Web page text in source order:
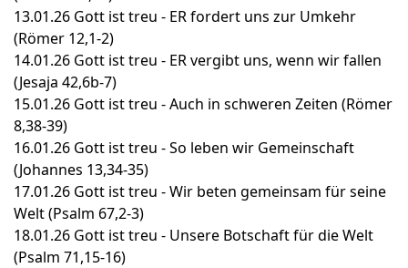
13.01.26 Gott ist treu - ER fordert uns zur Umkehr
(Römer 12,1-2)
14.01.26 Gott ist treu - ER vergibt uns, wenn wir fallen
(Jesaja 42,6b-7)
15.01.26 Gott ist treu - Auch in schweren Zeiten (Römer
8,38-39)
16.01.26 Gott ist treu - So leben wir Gemeinschaft
(Johannes 13,34-35)
17.01.26 Gott ist treu - Wir beten gemeinsam für seine
Welt (Psalm 67,2-3)
18.01.26 Gott ist treu - Unsere Botschaft für die Welt
(Psalm 71,15-16)